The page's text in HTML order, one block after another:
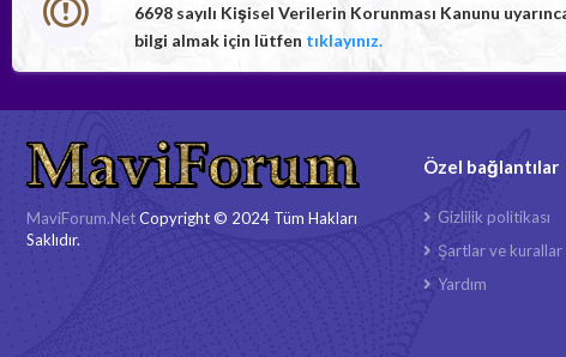
6698 sayılı Kişisel Verilerin Korunması Kanunu
bilgi almak için lütfen tıklayınız.
MaviForum.NetCopyright © 2024 Tüm Hakları
Saklıdır.
Özel bağlantılar
Gizlilik politikası
Şartlar ve kurallar
Yardım